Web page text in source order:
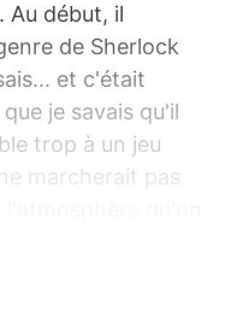
Au début, il
de Sherlock
et c'était
je savais qu'il
trop à un jeu
marcherait pas